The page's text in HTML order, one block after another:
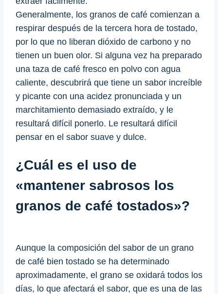
Generalmente, los granos de café comienzan a
respirar después de la tercera hora de tostado,
por lo que no liberan dióxido de carbono y no
tienen un buen olor. Si alguna vez ha preparado
una taza de café fresco en polvo con agua
caliente, descubrirá que tiene un sabor increíble
y picante con una acidez pronunciada y un
marchitamiento demasiado extraído, y le
resultará difícil ponerlo. Le resultará difícil
pensar en el sabor suave y dulce.
¿Cuál es el uso de
«mantener sabrosos los
granos de café tostados»?
Aunque la composición del sabor de un grano
de café bien tostado se ha determinado
aproximadamente, el grano se oxidará todos los
días, lo que afectará el sabor, que es una de las